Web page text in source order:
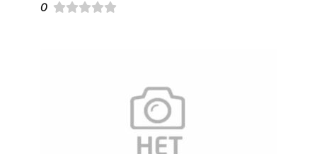
0